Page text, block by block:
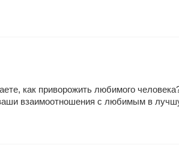
как приворожить любимого
взаимоотношения с любимым в